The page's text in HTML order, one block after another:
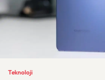
Teknoloji